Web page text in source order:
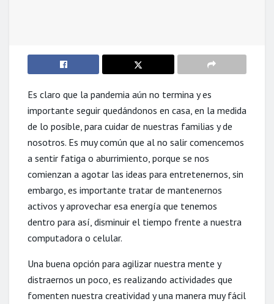
Es claro que la pandemia aún no termina y es
importante seguir quedándonos en casa, en la medida
de lo posible, para cuidar de nuestras familias y de
nosotros. Es muy común que al no salir comencemos
a sentir fatiga o aburrimiento, porque se nos
comienzan a agotar las ideas para entretenernos, sin
embargo, es importante tratar de mantenernos
activos y aprovechar esa energía que tenemos
dentro para así, disminuir el tiempo frente a nuestra
computadora o celular.
Una buena opción para agilizar nuestra mente y
distraernos un poco, es realizando actividades que
fomenten nuestra creatividad y una manera muy fácil